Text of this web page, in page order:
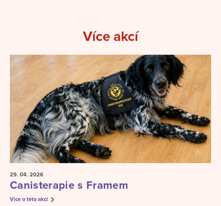
Více akcí
29. 04. 2026
Canisterapie s Framem
Více o této akci